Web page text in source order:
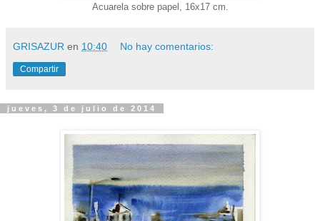
Acuarela sobre papel, 16x17 cm.
GRISAZUR en 10:40 No hay comentarios:
Compartir
jueves, 3 de julio de 2014